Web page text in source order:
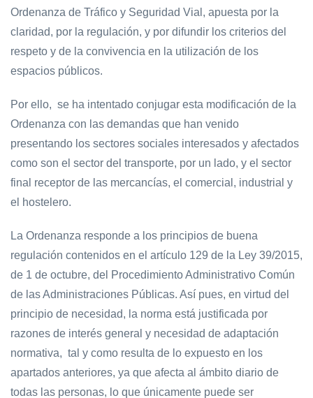
Ordenanza de Tráfico y Seguridad Vial, apuesta por la
claridad, por la regulación, y por difundir los criterios del
respeto y de la convivencia en la utilización de los
espacios públicos.
Por ello, se ha intentado conjugar esta modificación de la
Ordenanza con las demandas que han venido
presentando los sectores sociales interesados y afectados
como son el sector del transporte, por un lado, y el sector
final receptor de las mercancías, el comercial, industrial y
el hostelero.
La Ordenanza responde a los principios de buena
regulación contenidos en el artículo 129 de la Ley 39/2015,
de 1 de octubre, del Procedimiento Administrativo Común
de las Administraciones Públicas. Así pues, en virtud del
principio de necesidad, la norma está justificada por
razones de interés general y necesidad de adaptación
normativa, tal y como resulta de lo expuesto en los
apartados anteriores, ya que afecta al ámbito diario de
todas las personas, lo que únicamente puede ser